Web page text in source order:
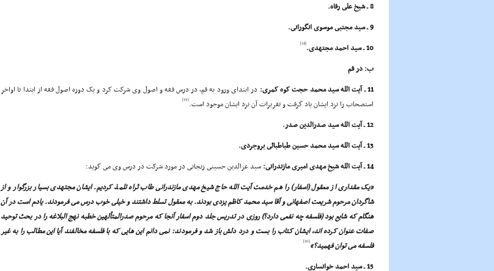
8 ـ شیخ على رفاه.
9 ـ سید مجتبى موسوى انگورانى.
10 ـ سید احمد مجتهدى.
[18]
ب: در قم
11 ـ آیت الله سید محمد حجت کوه کمرى:
در ابتداى ورود به قم، در درس فقه و اصول وى شرکت کرد و یک دوره اصول فقه از ابتدا تا اواخر
استصحاب را نزد ایشان یاد گرفت و تقریرات آن نزد ایشان موجود است.[19]
12 ـ آیت الله سید صدرالدین صدر.
13 ـ آیت الله سید محمد حسین طباطبائى بروجردى.
14 ـ آیت الله شیخ مهدى امیرى مازندرانى:
سید عزالدین حسینى زنجانى در مورد شرکت در درس وى مى گوید:
«یک مقدارى از معقول (اسفار) را هم خدمت آیت الله حاج شیخ مهدى مازندرانى طاب ثراه تلمذ کردیم. ایشان مجتهدى بسیار بزرگوار و از
شاگردان مرحوم شریعت اصفهانى و آقا سید محمد کاظم یزدى بودند. به معقول تسلط داشتند و خیلى خوب درس مى فرمودند. یادم است در آن
هنگام که شایع بود (فلسفه چه نفعى دارد؟) روزى در تدریس جلد دوم اسفار آنجا که مرحوم صدرالمتألهین خطبه نهج البلاغه را در بحث توحید
صفات عنوان کرده اند، ایشان کتاب را بست و درد دلش باز شد و فرمودند: نمى دانم این هایى که با فلسفه مخالفند آیا این مطالب را به غیر
فلسفه مى توان فهمید؟»[20]
15 ـ سید احمد خوانسارى.